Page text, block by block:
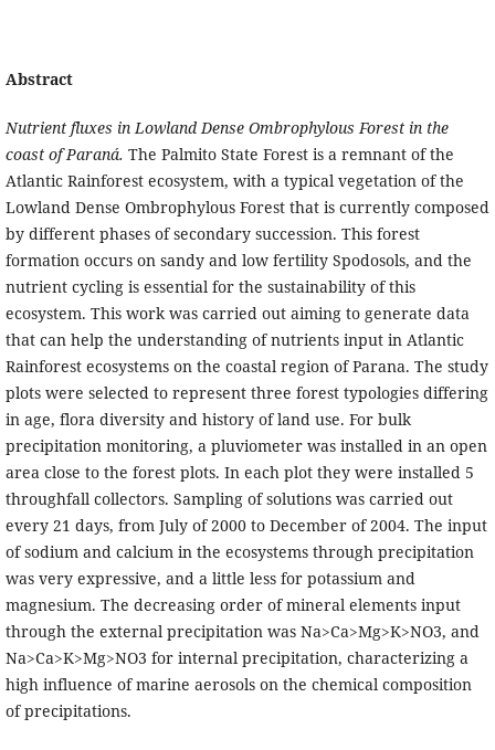
Abstract
Nutrient fluxes in Lowland Dense Ombrophylous Forest in the
coast of Paraná. The Palmito State Forest is a remnant of the
Atlantic Rainforest ecosystem, with a typical vegetation of the
Lowland Dense Ombrophylous Forest that is currently composed
by different phases of secondary succession. This forest
formation occurs on sandy and low fertility Spodosols, and the
nutrient cycling is essential for the sustainability of this
ecosystem. This work was carried out aiming to generate data
that can help the understanding of nutrients input in Atlantic
Rainforest ecosystems on the coastal region of Parana. The study
plots were selected to represent three forest typologies differing
in age, flora diversity and history of land use. For bulk
precipitation monitoring, a pluviometer was installed in an open
area close to the forest plots. In each plot they were installed 5
throughfall collectors. Sampling of solutions was carried out
every 21 days, from July of 2000 to December of 2004. The input
of sodium and calcium in the ecosystems through precipitation
was very expressive, and a little less for potassium and
magnesium. The decreasing order of mineral elements input
through the external precipitation was Na>Ca>Mg>K>NO3, and
Na>Ca>K>Mg>NO3 for internal precipitation, characterizing a
high influence of marine aerosols on the chemical composition
of precipitations.